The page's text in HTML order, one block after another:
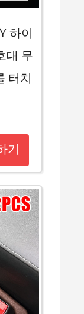
하이
대 무
터치
기